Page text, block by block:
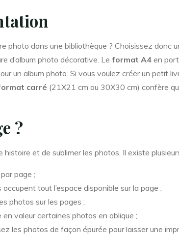
photo dans une bibliothèque ? Choisissez donc
d’album photo décorative. Le format A4 en
un album photo. Si vous voulez créer un petit
carré (21X21 cm ou 30X30 cm) confère
?
et de sublimer les photos. Il existe
page ;
occupent tout l’espace disponible sur la page ;
photos sur les pages ;
en valeur certaines photos en oblique ;
les photos de façon épurée pour laisser une